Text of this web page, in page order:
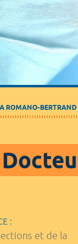
ROMANO-BERTRAND
:
et de la